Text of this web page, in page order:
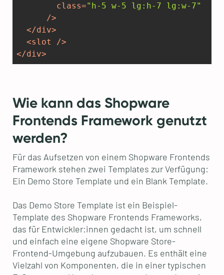
class="h-5 w-5 lg:h-7 lg:w-7"
      />
</div>
<slot />
</div>
Wie kann das Shopware
Frontends Framework genutzt
werden?
Für das Aufsetzen von einem Shopware Frontends
Framework stehen zwei Templates zur Verfügung:
Ein Demo Store Template und ein Blank Template.
Das Demo Store Template ist ein Beispiel-
Template des Shopware Frontends Frameworks,
das für Entwickler:innen gedacht ist, um schnell
und einfach eine eigene Shopware Store-
Frontend-Umgebung aufzubauen. Es enthält eine
Vielzahl von Komponenten, die in einer typischen